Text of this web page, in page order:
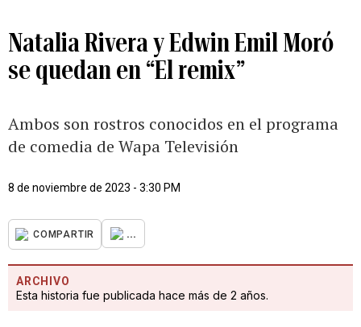
Natalia Rivera y Edwin Emil Moró
se quedan en “El remix”
Ambos son rostros conocidos en el programa
de comedia de Wapa Televisión
8 de noviembre de 2023 - 3:30 PM
COMPARTIR ...
ARCHIVO
Esta historia fue publicada hace más de 2 años.